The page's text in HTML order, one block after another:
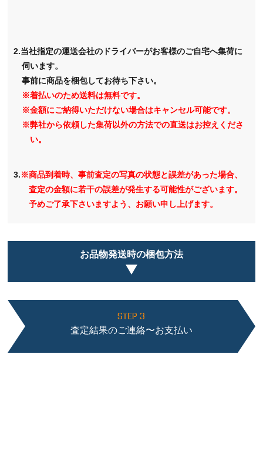
2.当社指定の運送会社のドライバーがお客様のご自宅へ集荷に
伺います。
事前に商品を梱包してお待ち下さい。
※着払いのため送料は無料です。
※金額にご納得いただけない場合はキャンセル可能です。
※弊社から依頼した集荷以外の方法での直送はお控えくださ
い。
3.※商品到着時、事前査定の写真の状態と誤差があった場合、
査定の金額に若干の誤差が発生する可能性がございます。
予めご了承下さいますよう、お願い申し上げます。
お品物発送時の梱包方法
STEP 3
査定結果のご連絡〜お支払い